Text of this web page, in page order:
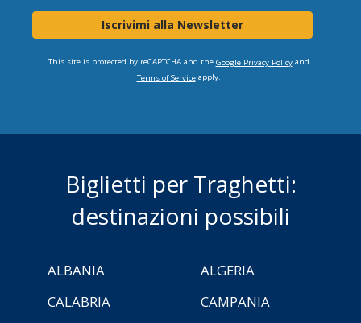
Iscrivimi alla Newsletter
This site is protected by reCAPTCHA and the Google Privacy Policyand
Terms of Serviceapply.
Biglietti per Traghetti:
destinazioni possibili
ALBANIA
ALGERIA
CALABRIA
CAMPANIA